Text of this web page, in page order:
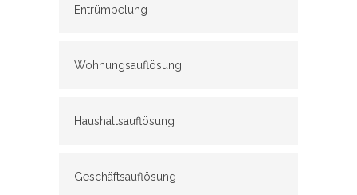
Entrümpelung
Wohnungsauflösung
Haushaltsauflösung
Geschäftsauflösung